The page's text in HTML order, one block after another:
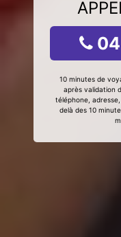
04
10 minutes de
après validation
téléphone,
delà des 10